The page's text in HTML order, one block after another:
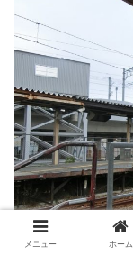
メニュー ホーム